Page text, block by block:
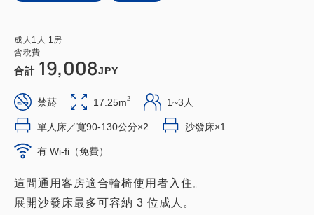
成人 1 人 1房
含稅費
合計 19,008JPY
禁菸 17.25m2 1~3人
單人床／寬90-130公分×2 沙發床×1
有 Wi-fi（免費）
這間通用客房適合輪椅使用者入住。
展開沙發床最多可容納 3 位成人。